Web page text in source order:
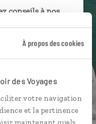
À propos des cookies
des Voyages
votre navigation
et la pertinence
conseils à nos
itinéraire au plus
du pays.
par email ou
avant,